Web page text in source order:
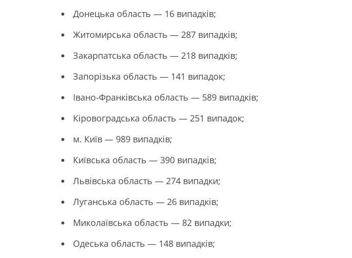
Донецька область — 16 випадків;
Житомирська область — 287 випадків;
Закарпатська область — 218 випадків;
Запорізька область — 141 випадок;
Івано-Франківська область — 589 випадків;
Кіровоградська область — 251 випадок;
м. Київ — 989 випадків;
Київська область — 390 випадків;
Львівська область — 274 випадки;
Луганська область — 26 випадків;
Миколаївська область — 82 випадки;
Одеська область — 148 випадків;